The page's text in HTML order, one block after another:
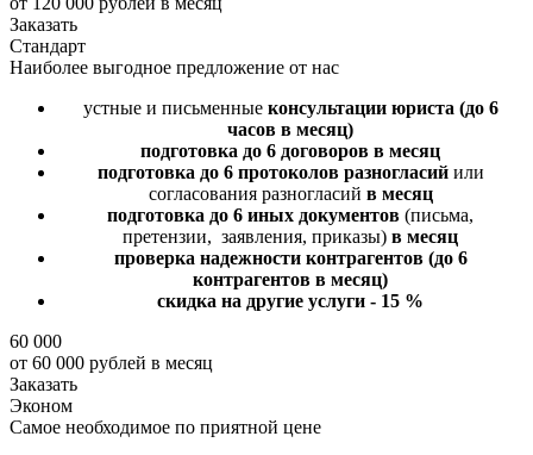
Заказать
Стандарт
Наиболее выгодное предложение от нас
устные и письменные консультации юриста (до 6
часов в месяц)
подготовка до 6 договоров в месяц
подготовка до 6 протоколов разногласийили
согласования разногласий в месяц
подготовка до 6 иных документов (письма,
претензии, заявления, приказы) в месяц
проверка надежности контрагентов (до 6
контрагентов в месяц)
скидка на другие услуги - 15 %
60 000
от 60 000 рублей в месяц
Заказать
Эконом
Самое необходимое по приятной цене